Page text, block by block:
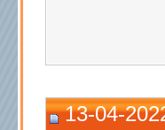
13-04-